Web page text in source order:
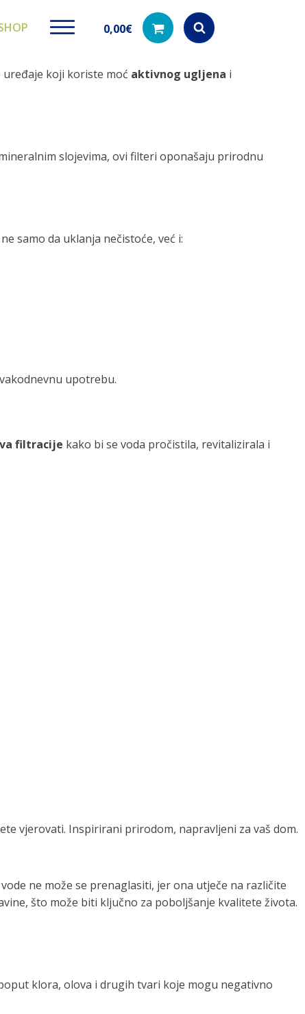
0,00€
Products
uređaje koji koriste moć aktivnog ugljena i
slojevima, ovi filteri oponašaju prirodnu
samo da uklanja nečistoće, već i:
upotrebu.
filtracije kako bi se voda pročistila, revitalizirala i
vjerovati. Inspirirani prirodom, napravljeni za vaš dom.
ne može se prenaglasiti, jer ona utječe na različite
što može biti ključno za poboljšanje kvalitete života.
klora, olova i drugih tvari koje mogu negativno
paketi
Ugradbeni filteri za